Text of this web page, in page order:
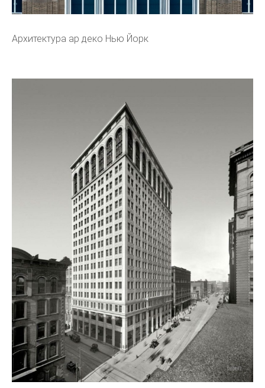
Архитектура ар деко Нью Йорк